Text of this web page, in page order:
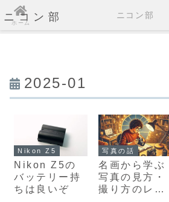
ニコン部
2025-01
Nikon Z5
Nikon Z5の
バッテリー持
ちは良いぞ
写真の話
名画から学ぶ
写真の見方・
撮り方のレビ
ホーム
ニコン部